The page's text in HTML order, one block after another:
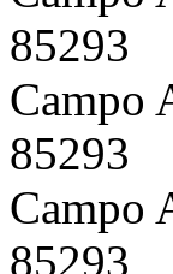
85293
Campo
85293
Campo
85293